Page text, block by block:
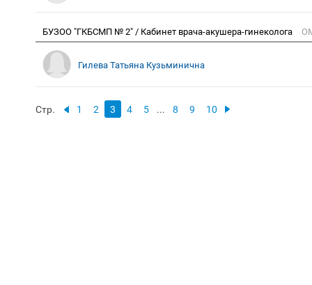
БУЗОО "ГКБСМП № 2" / Кабинет врача-акушера-гинеколога
Гилева Татьяна Кузьминична
Стр. 1 2 3 4 5 ... 8 9 10